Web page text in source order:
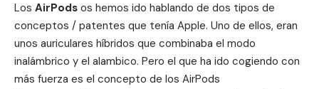
Los AirPods os hemos ido hablando de dos tipos de
conceptos / patentes que tenía Apple. Uno de ellos, eran
unos auriculares híbridos que combinaba el modo
inalámbrico y el alambico. Pero el que ha ido cogiendo con
más fuerza es el concepto de los AirPods